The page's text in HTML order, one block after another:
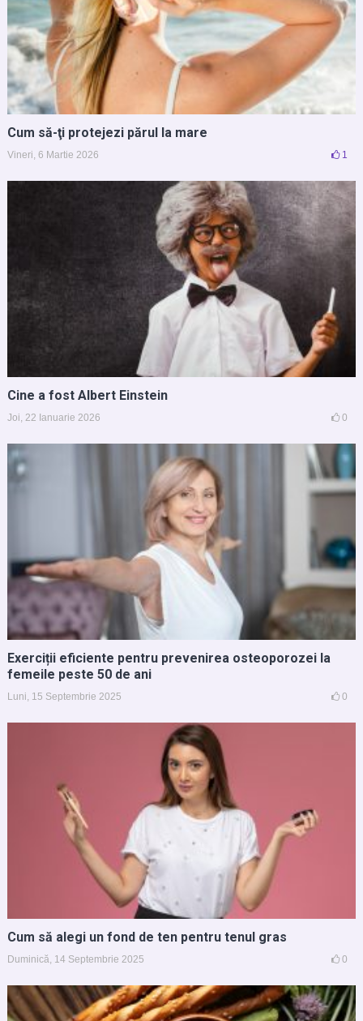
Cum să-ţi protejezi părul la mare
Vineri, 6 Martie 2026 1
Cine a fost Albert Einstein
Joi, 22 Ianuarie 2026 0
Exerciții eficiente pentru prevenirea osteoporozei la
femeile peste 50 de ani
Luni, 15 Septembrie 2025 0
Cum să alegi un fond de ten pentru tenul gras
Duminică, 14 Septembrie 2025 0